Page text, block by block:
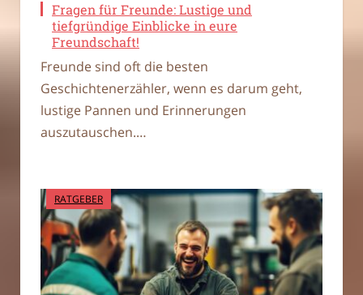
Fragen für Freunde: Lustige und
tiefgründige Einblicke in eure
Freundschaft!
Freunde sind oft die besten
Geschichtenerzähler, wenn es darum geht,
lustige Pannen und Erinnerungen
auszutauschen.…
RATGEBER